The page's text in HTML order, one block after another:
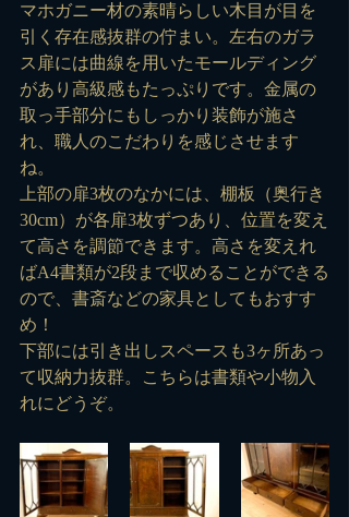
マホガニー材の素晴らしい木目が目を
引く存在感抜群の佇まい。左右のガラ
ス扉には曲線を用いたモールディング
があり高級感もたっぷりです。金属の
取っ手部分にもしっかり装飾が施さ
れ、職人のこだわりを感じさせます
ね。
上部の扉3枚のなかには、棚板（奥行き
30cm）が各扉3枚ずつあり、位置を変え
て高さを調節できます。高さを変えれ
ばA4書類が2段まで収めることができる
ので、書斎などの家具としてもおすす
め！
下部には引き出しスペースも3ヶ所あっ
て収納力抜群。こちらは書類や小物入
れにどうぞ。